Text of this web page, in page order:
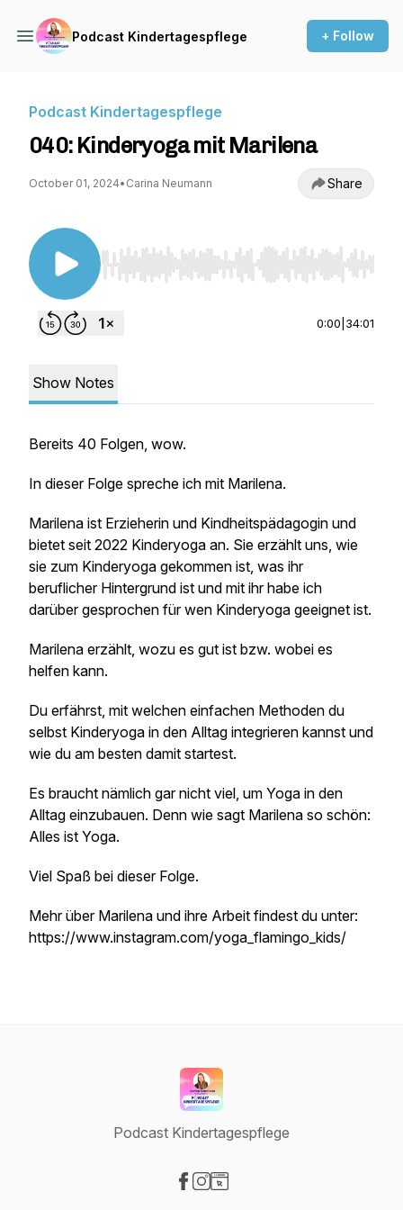
Podcast Kindertagespflege + Follow
Podcast Kindertagespflege
040: Kinderyoga mit Marilena
October 01, 2024• Carina Neumann Share
Use Left/Right to seek, Home/End to jump to
0:00 34:01
Show Notes
Bereits 40 Folgen, wow.
In dieser Folge spreche ich mit Marilena.
Marilena ist Erzieherin und Kindheitspädagogin und
bietet seit 2022 Kinderyoga an. Sie erzählt uns, wie
sie zum Kinderyoga gekommen ist, was ihr
beruflicher Hintergrund ist und mit ihr habe ich
darüber gesprochen für wen Kinderyoga geeignet ist.
Marilena erzählt, wozu es gut ist bzw. wobei es
helfen kann.
Du erfährst, mit welchen einfachen Methoden du
selbst Kinderyoga in den Alltag integrieren kannst und
wie du am besten damit startest.
Es braucht nämlich gar nicht viel, um Yoga in den
Alltag einzubauen. Denn wie sagt Marilena so schön:
Alles ist Yoga.
Viel Spaß bei dieser Folge.
Mehr über Marilena und ihre Arbeit findest du unter:
https://www.instagram.com/yoga_flamingo_kids/
Podcast Kindertagespflege